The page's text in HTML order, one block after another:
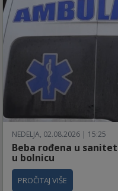
NEDELJA, 02.08.2026 | 15:25
Beba rođena u
u bolnicu
PROČITAJ VIŠE